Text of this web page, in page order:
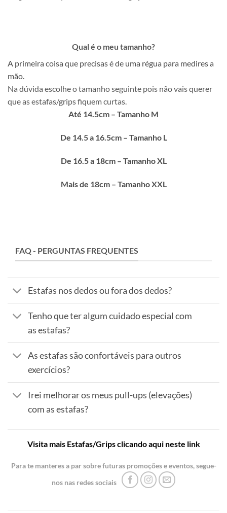
Qual é o meu tamanho?
A primeira coisa que precisas é de uma régua para medires a
mão.
Na dúvida escolhe o tamanho seguinte pois não vais querer
que as estafas/grips fiquem curtas.
Até 14.5cm – Tamanho M
De 14.5 a 16.5cm – Tamanho L
De 16.5 a 18cm – Tamanho XL
Mais de 18cm – Tamanho XXL
FAQ - PERGUNTAS FREQUENTES
Estafas nos dedos ou fora dos dedos?
Tenho que ter algum cuidado especial com
as estafas?
As estafas são confortáveis para outros
exercícios?
Irei melhorar os meus pull-ups (elevações)
com as estafas?
Visita mais Estafas/Grips clicando aqui neste link
Para te manteres a par sobre futuras promoções e eventos, segue-
nos nas redes sociais